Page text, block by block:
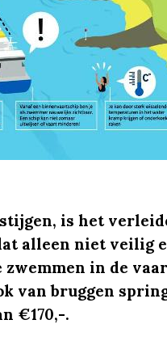
is het
alleen niet veilig
zwemmen in de
van bruggen
€170,-.